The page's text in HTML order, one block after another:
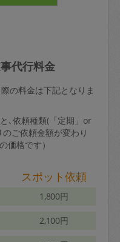
代行料金
の料金は下記となりま
､依頼種類(「定期」or
のご依頼金額が変わり
価格です）
スポット依頼
1,800円
2,100円